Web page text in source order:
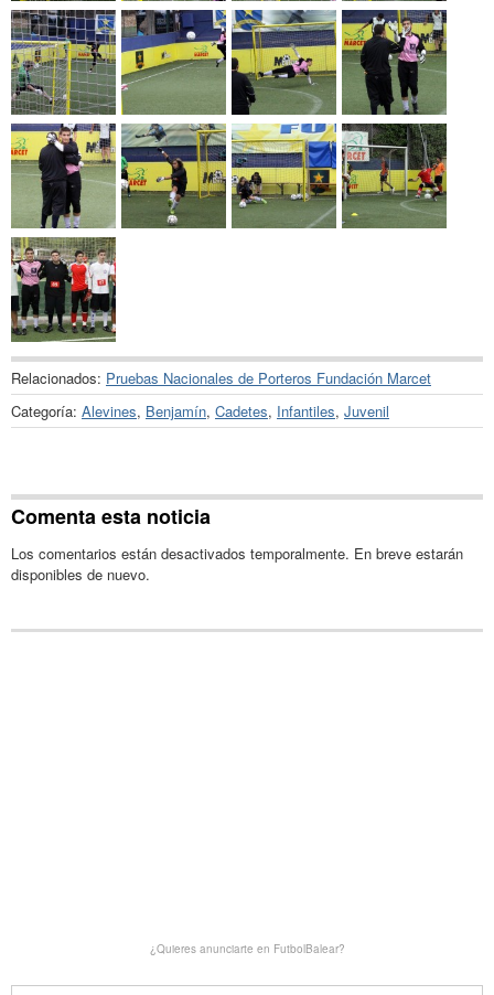
Relacionados: Pruebas Nacionales de Porteros Fundación Marcet
Categoría: Alevines, Benjamín, Cadetes, Infantiles, Juvenil
Comenta esta noticia
Los comentarios están desactivados temporalmente. En breve estarán
disponibles de nuevo.
¿Quieres anunciarte en FutbolBalear?